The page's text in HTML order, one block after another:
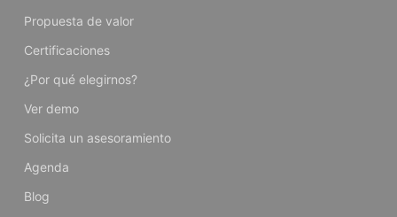
Propuesta de valor
Certificaciones
¿Por qué elegirnos?
Ver demo
Solicita un asesoramiento
Agenda
Blog